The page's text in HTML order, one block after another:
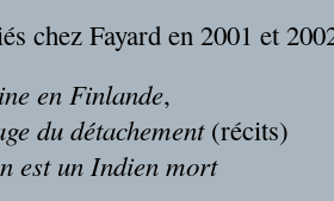
chez Fayard en 2001 et
en Finlande,
du détachement (récits)
est un Indien mort